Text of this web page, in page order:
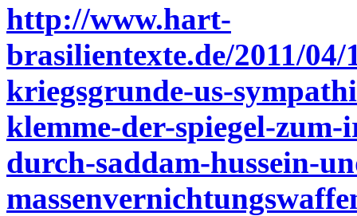
http://www.hart-
brasilientexte.de/2011/04/
kriegsgrunde-us-
klemme-der-spiegel-
durch-saddam-hussein-